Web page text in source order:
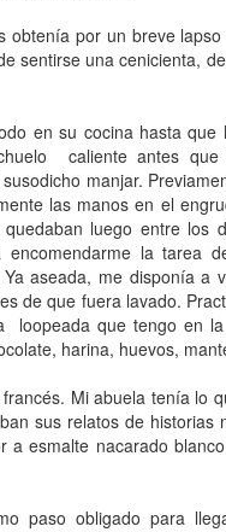
por un breve lapso
sentirse una cenicienta,
en su cocina hasta que
caliente antes que
manjar.
las manos en el
luego entre los
la tarea
aseada, me disponía a
de que fuera lavado.
loopeada que tengo en
harina, huevos,
Mi abuela tenía lo
sus relatos de historias
a esmalte nacarado
paso obligado para
y el
y honesta como
y atenta
Cómo no
que resultó,
bello que la
gente adulta,
y más allá,
-como es
de la muerte
Una jugarreta